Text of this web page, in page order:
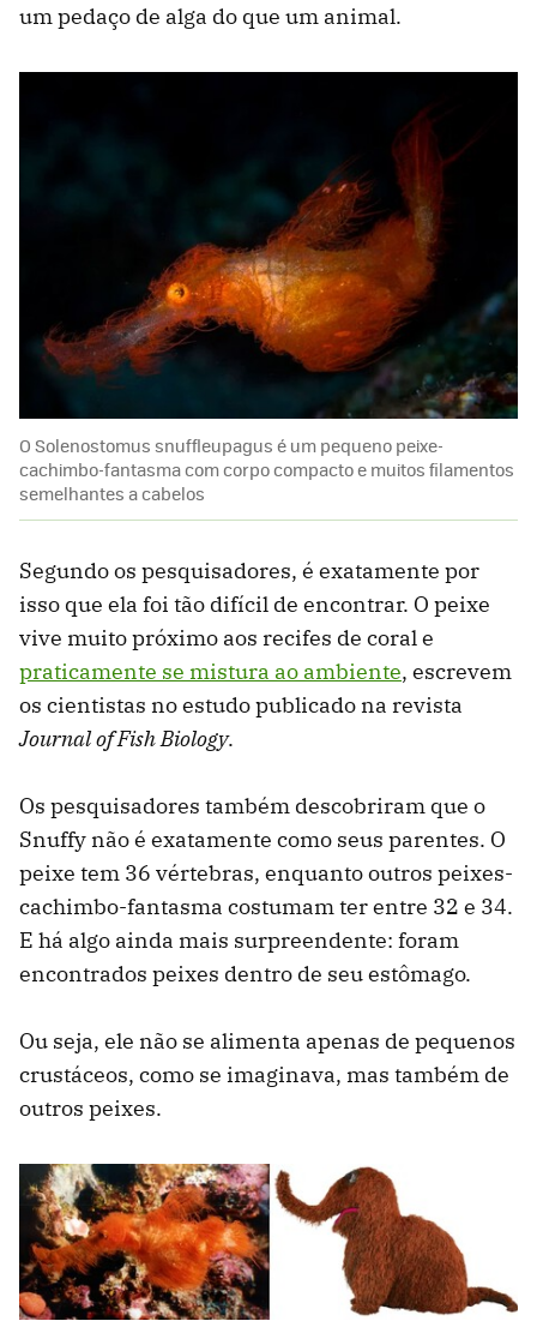
um pedaço de alga do que um animal.
O Solenostomus snuffleupagus é um pequeno peixe-
cachimbo-fantasma com corpo compacto e muitos filamentos
semelhantes a cabelos
Segundo os pesquisadores, é exatamente por
isso que ela foi tão difícil de encontrar. O peixe
vive muito próximo aos recifes de coral e
praticamente se mistura ao ambiente, escrevem
os cientistas no estudo publicado na revista
Journal of Fish Biology.
Os pesquisadores também descobriram que o
Snuffy não é exatamente como seus parentes. O
peixe tem 36 vértebras, enquanto outros peixes-
cachimbo-fantasma costumam ter entre 32 e 34.
E há algo ainda mais surpreendente: foram
encontrados peixes dentro de seu estômago.
Ou seja, ele não se alimenta apenas de pequenos
crustáceos, como se imaginava, mas também de
outros peixes.